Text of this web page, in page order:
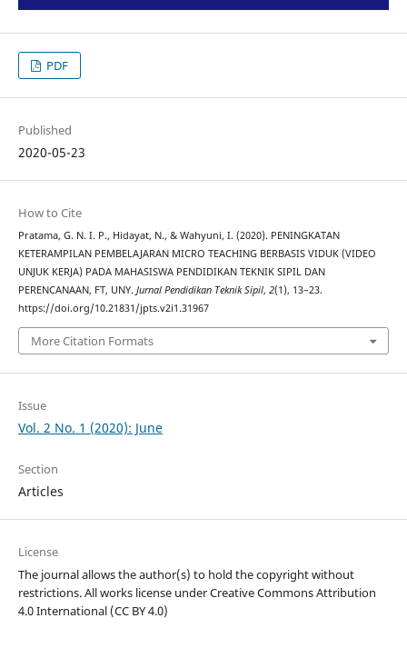
PDF
Published
2020-05-23
How to Cite
Pratama, G. N. I. P., Hidayat, N., & Wahyuni, I. (2020). PENINGKATAN
KETERAMPILAN PEMBELAJARAN MICRO TEACHING BERBASIS VIDUK (VIDEO
UNJUK KERJA) PADA MAHASISWA PENDIDIKAN TEKNIK SIPIL DAN
PERENCANAAN, FT, UNY. Jurnal Pendidikan Teknik Sipil, 2(1), 13–23.
https://doi.org/10.21831/jpts.v2i1.31967
More Citation Formats
Issue
Vol. 2 No. 1 (2020): June
Section
Articles
License
The journal allows the author(s) to hold the copyright without
restrictions. All works license under Creative CommonsAttribution
4.0 International (CC BY 4.0)